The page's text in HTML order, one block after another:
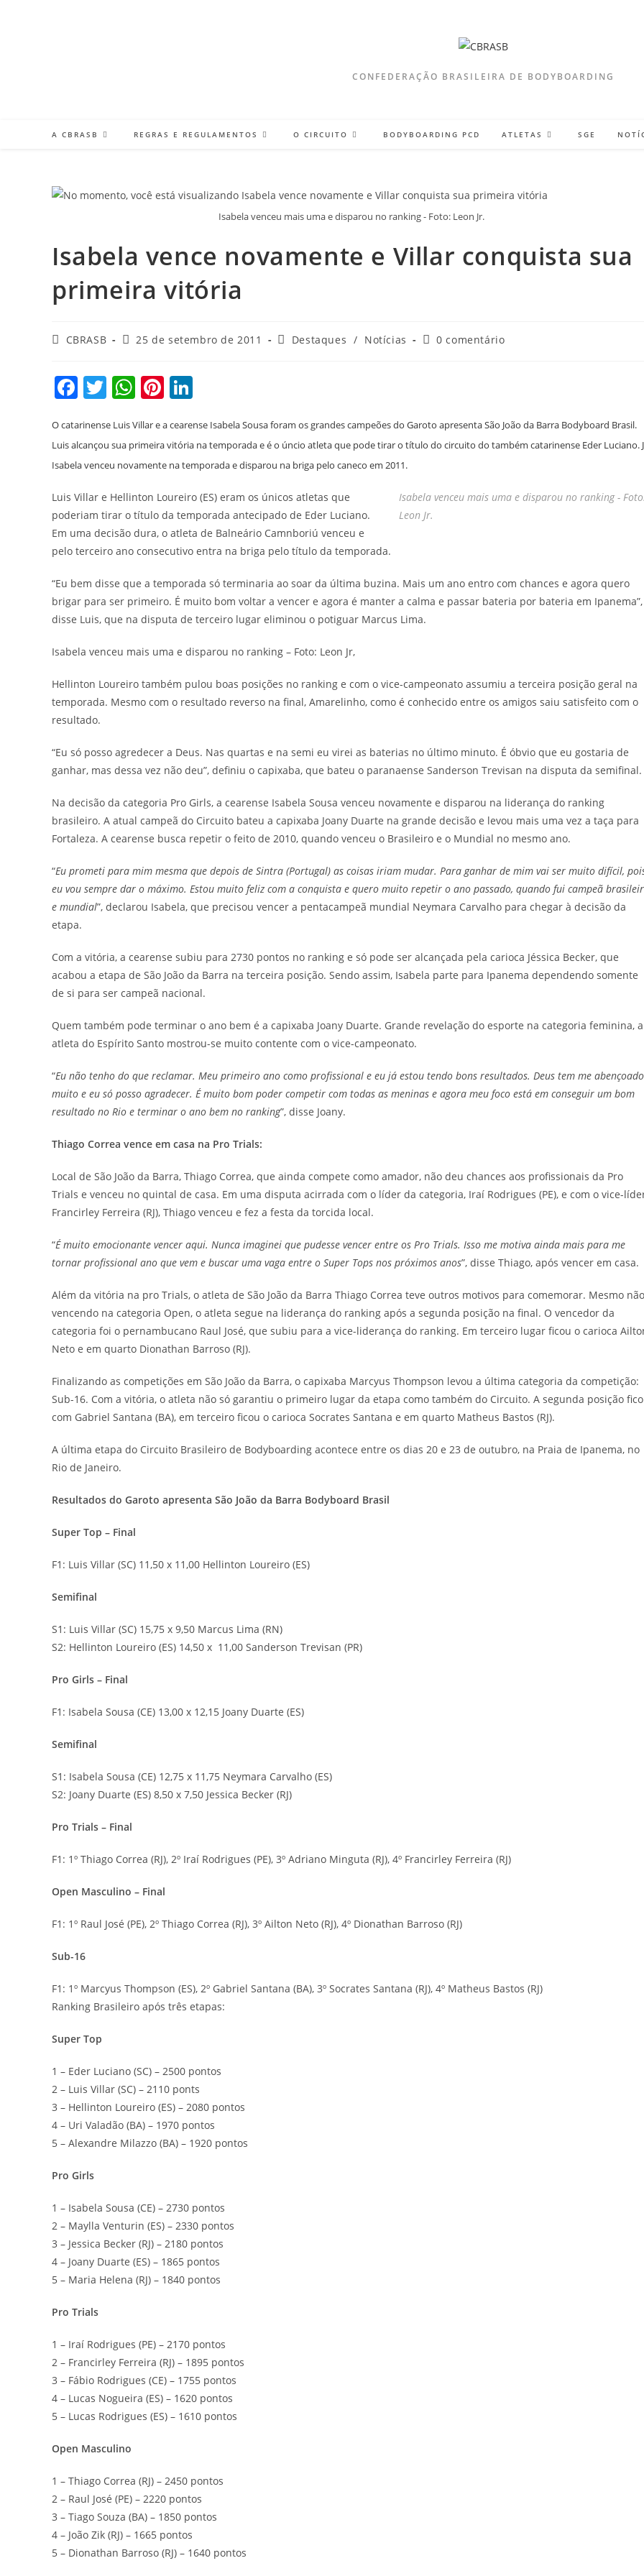
CONFEDERAÇÃO BRASILEIRA DE BODYBOARDING
A CBRASB REGRAS E REGULAMENTOS O CIRCUITO BODYBOARDING PCD ATLETAS SGE
Isabela venceu mais uma e disparou no ranking - Foto: Leon Jr.
Isabela vence novamente e Villar conquista sua
primeira vitória
AutorCBRASB
Post25 de setembro de 2011
Categoria
Destaques / Notícias
Comentários
0 comentário
F
c
e
b
o
o
k
T
itt
er
W
at
s
A
p
p
Pi
er
e
st
k
e
dI
n
O catarinense Luis Villar e a cearense Isabela Sousa foram os grandes campeões do Garoto apresenta São João da Barra Bodyboard Brasil.
Luis alcançou sua primeira vitória na temporada e é o úncio atleta que pode tirar o título do circuito do também catarinense Eder Luciano.
Isabela venceu novamente na temporada e disparou na briga pelo caneco em 2011.
Isabela venceu mais uma e disparou no ranking -
Leon Jr.
Luis Villar e Hellinton Loureiro (ES) eram os únicos atletas que
poderiam tirar o título da temporada antecipado de Eder Luciano.
Em uma decisão dura, o atleta de Balneário Camnboriú venceu e
pelo terceiro ano consecutivo entra na briga pelo título da temporada.
“Eu bem disse que a temporada só terminaria ao soar da última buzina. Mais um ano entro com chances e agora quero
brigar para ser primeiro. É muito bom voltar a vencer e agora é manter a calma e passar bateria por bateria em Ipanema”,
disse Luis, que na disputa de terceiro lugar eliminou o potiguar Marcus Lima.
Isabela venceu mais uma e disparou no ranking – Foto: Leon Jr,
Hellinton Loureiro também pulou boas posições no ranking e com o vice-campeonato assumiu a terceira posição geral na
temporada. Mesmo com o resultado reverso na final, Amarelinho, como é conhecido entre os amigos saiu satisfeito com o
resultado.
“Eu só posso agredecer a Deus. Nas quartas e na semi eu virei as baterias no último minuto. É óbvio que eu gostaria de
ganhar, mas dessa vez não deu”, definiu o capixaba, que bateu o paranaense Sanderson Trevisan na disputa da semifinal.
Na decisão da categoria Pro Girls, a cearense Isabela Sousa venceu novamente e disparou na liderança do ranking
brasileiro. A atual campeã do Circuito bateu a capixaba Joany Duarte na grande decisão e levou mais uma vez a taça para
Fortaleza. A cearense busca repetir o feito de 2010, quando venceu o Brasileiro e o Mundial no mesmo ano.
“Eu prometi para mim mesma que depois de Sintra (Portugal) as coisas iriam mudar. Para ganhar de mim vai ser muito difícil,
eu vou sempre dar o máximo. Estou muito feliz com a conquista e quero muito repetir o ano passado, quando fui campeã
e mundial”, declarou Isabela, que precisou vencer a pentacampeã mundial Neymara Carvalho para chegar à decisão da
etapa.
Com a vitória, a cearense subiu para 2730 pontos no ranking e só pode ser alcançada pela carioca Jéssica Becker, que
acabou a etapa de São João da Barra na terceira posição. Sendo assim, Isabela parte para Ipanema dependendo somente
de si para ser campeã nacional.
Quem também pode terminar o ano bem é a capixaba Joany Duarte. Grande revelação do esporte na categoria feminina, a
atleta do Espírito Santo mostrou-se muito contente com o vice-campeonato.
“Eu não tenho do que reclamar. Meu primeiro ano como profissional e eu já estou tendo bons resultados. Deus tem me abençoado
muito e eu só posso agradecer. É muito bom poder competir com todas as meninas e agora meu foco está em conseguir um bom
resultado no Rio e terminar o ano bem no ranking”, disse Joany.
Thiago Correa vence em casa na Pro Trials:
Local de São João da Barra, Thiago Correa, que ainda compete como amador, não deu chances aos profissionais da Pro
Trials e venceu no quintal de casa. Em uma disputa acirrada com o líder da categoria, Iraí Rodrigues (PE), e com o vice-
Francirley Ferreira (RJ), Thiago venceu e fez a festa da torcida local.
“É muito emocionante vencer aqui. Nunca imaginei que pudesse vencer entre os Pro Trials. Isso me motiva ainda mais para me
tornar profissional ano que vem e buscar uma vaga entre o Super Tops nos próximos anos”, disse Thiago, após vencer em casa.
Além da vitória na pro Trials, o atleta de São João da Barra Thiago Correa teve outros motivos para comemorar. Mesmo não
vencendo na categoria Open, o atleta segue na liderança do ranking após a segunda posição na final. O vencedor da
categoria foi o pernambucano Raul José, que subiu para a vice-liderança do ranking. Em terceiro lugar ficou o carioca
Neto e em quarto Dionathan Barroso (RJ).
Finalizando as competições em São João da Barra, o capixaba Marcyus Thompson levou a última categoria da competição:
Sub-16. Com a vitória, o atleta não só garantiu o primeiro lugar da etapa como também do Circuito. A segunda posição
com Gabriel Santana (BA), em terceiro ficou o carioca Socrates Santana e em quarto Matheus Bastos (RJ).
A última etapa do Circuito Brasileiro de Bodyboarding acontece entre os dias 20 e 23 de outubro, na Praia de Ipanema, no
Rio de Janeiro.
Resultados do Garoto apresenta São João da Barra Bodyboard Brasil
Super Top – Final
F1: Luis Villar (SC) 11,50 x 11,00 Hellinton Loureiro (ES)
Semifinal
S1: Luis Villar (SC) 15,75 x 9,50 Marcus Lima (RN)
S2: Hellinton Loureiro (ES) 14,50 x 11,00 Sanderson Trevisan (PR)
Pro Girls – Final
F1: Isabela Sousa (CE) 13,00 x 12,15 Joany Duarte (ES)
Semifinal
S1: Isabela Sousa (CE) 12,75 x 11,75 Neymara Carvalho (ES)
S2: Joany Duarte (ES) 8,50 x 7,50 Jessica Becker (RJ)
Pro Trials – Final
F1: 1º Thiago Correa (RJ), 2º Iraí Rodrigues (PE), 3º Adriano Minguta (RJ), 4º Francirley Ferreira (RJ)
Open Masculino – Final
F1: 1º Raul José (PE), 2º Thiago Correa (RJ), 3º Ailton Neto (RJ), 4º Dionathan Barroso (RJ)
Sub-16
F1: 1º Marcyus Thompson (ES), 2º Gabriel Santana (BA), 3º Socrates Santana (RJ), 4º Matheus Bastos (RJ)
Ranking Brasileiro após três etapas:
Super Top
1 – Eder Luciano (SC) – 2500 pontos
2 – Luis Villar (SC) – 2110 ponts
3 – Hellinton Loureiro (ES) – 2080 pontos
4 – Uri Valadão (BA) – 1970 pontos
5 – Alexandre Milazzo (BA) – 1920 pontos
Pro Girls
1 – Isabela Sousa (CE) – 2730 pontos
2 – Maylla Venturin (ES) – 2330 pontos
3 – Jessica Becker (RJ) – 2180 pontos
4 – Joany Duarte (ES) – 1865 pontos
5 – Maria Helena (RJ) – 1840 pontos
Pro Trials
1 – Iraí Rodrigues (PE) – 2170 pontos
2 – Francirley Ferreira (RJ) – 1895 pontos
3 – Fábio Rodrigues (CE) – 1755 pontos
4 – Lucas Nogueira (ES) – 1620 pontos
5 – Lucas Rodrigues (ES) – 1610 pontos
Open Masculino
1 – Thiago Correa (RJ) – 2450 pontos
2 – Raul José (PE) – 2220 pontos
3 – Tiago Souza (BA) – 1850 pontos
4 – João Zik (RJ) – 1665 pontos
5 – Dionathan Barroso (RJ) – 1640 pontos